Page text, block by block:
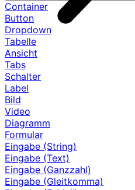
Container
Button
Dropdown
Tabelle
Ansicht
Tabs
Schalter
Label
Bild
Video
Diagramm
Formular
Eingabe (String)
Eingabe (Text)
Eingabe (Ganzzahl)
Eingabe (Gleitkomma)